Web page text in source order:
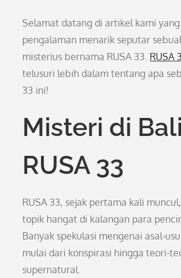
Selamat datang di artikel kami
pengalaman menarik seputar
misterius bernama RUSA 33. RUSA
telusuri lebih dalam tentang apa
33 ini!
Misteri di
RUSA 33
RUSA 33, sejak pertama kali
topik hangat di kalangan para
Banyak spekulasi mengenai asal-
mulai dari konspirasi hingga teori-
supernatural.